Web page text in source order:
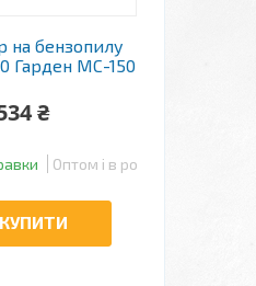
на бензопилу
Гарден МС-150
₴
Оптом і в роздріб
КУПИТИ